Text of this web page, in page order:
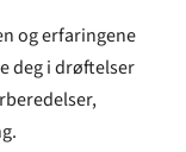
og erfaringene
deg i drøftelser